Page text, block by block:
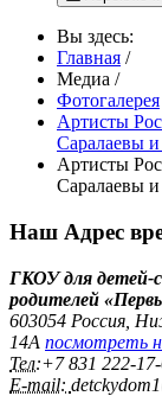
Вы здесь:
Главная /
Медиа /
Фотогалерея
Артисты
Саралаевы
Артисты
Саралаевы
Наш Адрес
ГКОУ для детей-
родителей
603054 Россия,
14А посмотреть
Тел:+7 831
E-mail: